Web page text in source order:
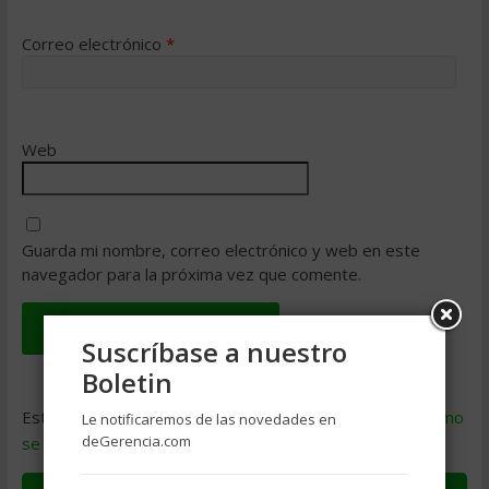
Correo electrónico *
Web
Guarda mi nombre, correo electrónico y web en este
navegador para la próxima vez que comente.
Este sitio usa Akismet para reducir el spam.
Aprende cómo
se procesan los datos de tus comentarios
Suscríbase a nuestro
Boletin
Le notificaremos de las novedades en
deGerencia.com